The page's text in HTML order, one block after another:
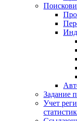
Задание
Учет